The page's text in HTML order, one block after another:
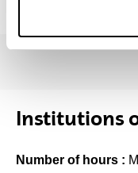
Institutions
Number of hours :